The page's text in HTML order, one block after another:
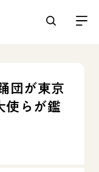
団が東京
使らが鑑